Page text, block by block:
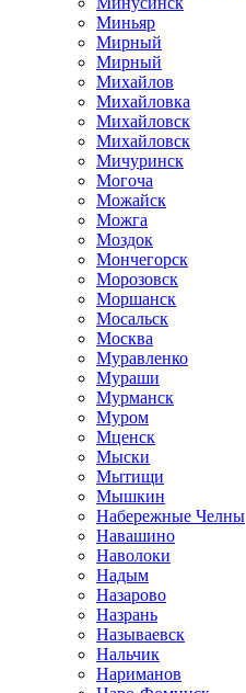
Миньяр
Мирный
Мирный
Михайлов
Михайловка
Михайловск
Михайловск
Мичуринск
Могоча
Можайск
Можга
Моздок
Мончегорск
Морозовск
Моршанск
Мосальск
Москва
Муравленко
Мураши
Мурманск
Муром
Мценск
Мыски
Мытищи
Мышкин
Набережные Челны
Навашино
Наволоки
Надым
Назарово
Назрань
Называевск
Нальчик
Нариманов